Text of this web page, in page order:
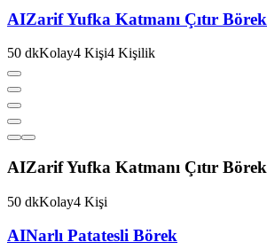
AIZarif Yufka Katmanı Çıtır Börek
50 dkKolay4 Kişi4 Kişilik
AIZarif Yufka Katmanı Çıtır Börek
50 dkKolay4 Kişi
AINarlı Patatesli Börek